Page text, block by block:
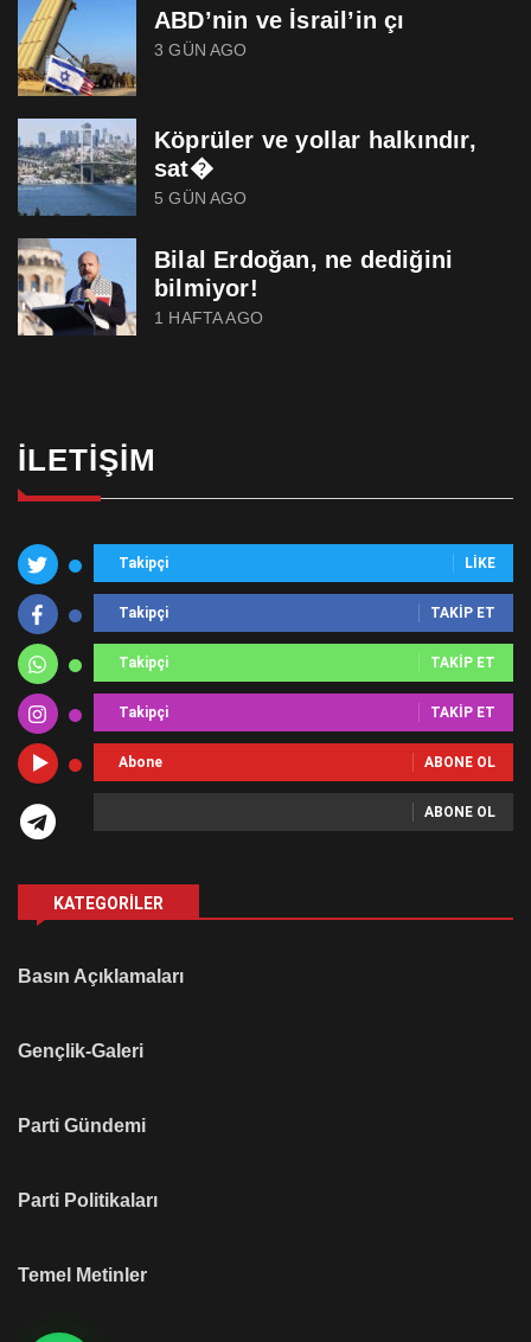
ABD’nin ve İsrail’in çı
3 GÜN AGO
Köprüler ve yollar halkındır,
sat�
5 GÜN AGO
Bilal Erdoğan, ne dediğini
bilmiyor!
1 HAFTA AGO
İLETIŞIM
Takipçi LIKE
Takipçi TAKIP ET
Takipçi TAKIP ET
Takipçi TAKIP ET
Abone ABONE OL
ABONE OL
KATEGORILER
Basın Açıklamaları
Gençlik-Galeri
Parti Gündemi
Parti Politikaları
Temel Metinler